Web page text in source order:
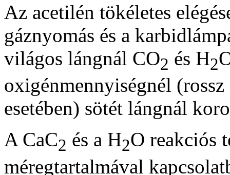
Az acetilén tökéletes
gáznyomás és a
világos lángnál CO2 és H2
oxigénmennyiségnél
esetében) sötét lángnál
A CaC2 és a H2O reakciós
méregtartalmával